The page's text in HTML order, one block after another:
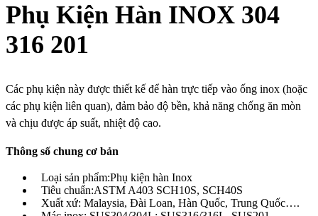
Phụ Kiện Hàn INOX 304
316 201
Các phụ kiện này được thiết kế để hàn trực tiếp vào ống inox (hoặc
các phụ kiện liên quan), đảm bảo độ bền, khả năng chống ăn mòn
và chịu được áp suất, nhiệt độ cao.
Thông số chung cơ bản
Loại sản phẩm:Phụ kiện hàn Inox
Tiêu chuẩn:ASTM A403 SCH10S, SCH40S
Xuất xứ: Malaysia, Đài Loan, Hàn Quốc, Trung Quốc….